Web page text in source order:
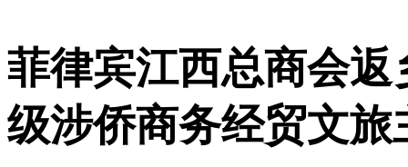
菲律宾江西总商会
级涉侨商务经贸文旅